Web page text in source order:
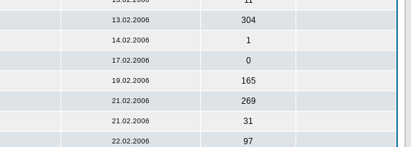
13.02.2006 304
14.02.2006 1
17.02.2006 0
19.02.2006 165
21.02.2006 269
21.02.2006 31
22.02.2006 97